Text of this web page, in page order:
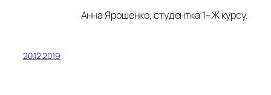
Анна Ярошенко, студентка 1–Ж курсу.
20.12.2019